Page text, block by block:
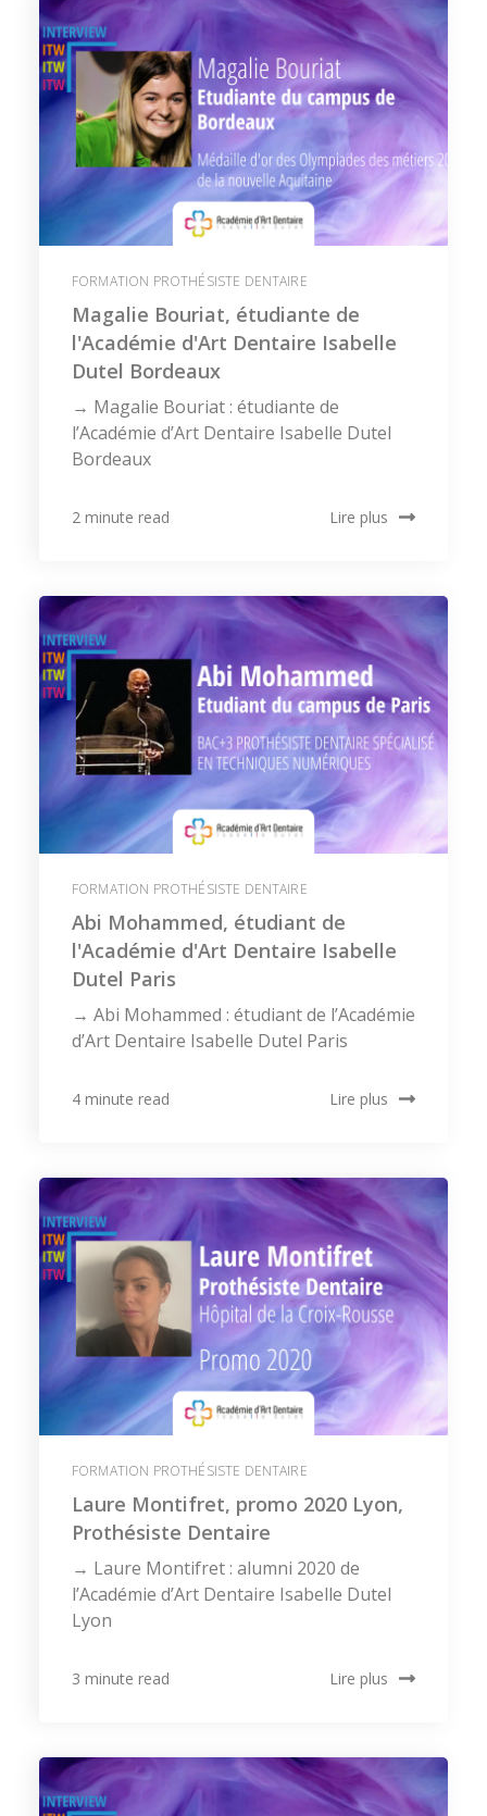
FORMATION PROTHÉSISTE DENTAIRE
Magalie Bouriat, étudiante de
l'Académie d'Art Dentaire Isabelle
Dutel Bordeaux
→ Magalie Bouriat : étudiante de
l’Académie d’Art Dentaire Isabelle Dutel
Bordeaux
2 minute read Lire plus
FORMATION PROTHÉSISTE DENTAIRE
Abi Mohammed, étudiant de
l'Académie d'Art Dentaire Isabelle
Dutel Paris
→ Abi Mohammed : étudiant de l’Académie
d’Art Dentaire Isabelle Dutel Paris
4 minute read Lire plus
FORMATION PROTHÉSISTE DENTAIRE
Laure Montifret, promo 2020 Lyon,
Prothésiste Dentaire
→ Laure Montifret : alumni 2020 de
l’Académie d’Art Dentaire Isabelle Dutel
Lyon
3 minute read Lire plus